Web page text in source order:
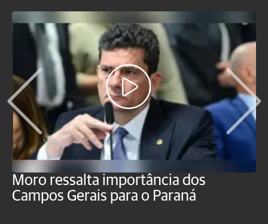
Moro ressalta importância dos
Campos Gerais para o Paraná